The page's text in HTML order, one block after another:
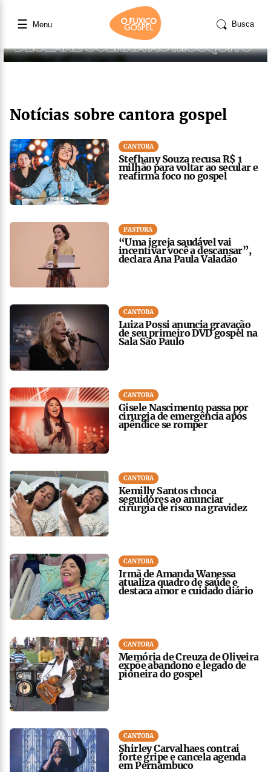
☰ Menu Busca
Notícias sobre cantora gospel
CANTORA
Stefhany Souza recusa R$ 1
milhão para voltar ao secular e
reafirma foco no gospel
PASTORA
“Uma igreja saudável vai
incentivar você a descansar”,
declara Ana Paula Valadão
CANTORA
Luiza Possi anuncia gravação
de seu primeiro DVD gospel na
Sala São Paulo
CANTORA
Gisele Nascimento passa por
cirurgia de emergência após
apêndice se romper
CANTORA
Kemilly Santos choca
seguidores ao anunciar
cirurgia de risco na gravidez
CANTORA
Irmã de Amanda Wanessa
atualiza quadro de saúde e
destaca amor e cuidado diário
CANTORA
Memória de Creuza de Oliveira
expõe abandono e legado de
pioneira do gospel
CANTORA
Shirley Carvalhaes contrai
forte gripe e cancela agenda
em Pernambuco